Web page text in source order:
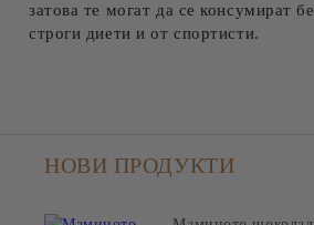
затова те могат да се консумират
строги диети и от спортисти.
НОВИ ПРОДУКТИ